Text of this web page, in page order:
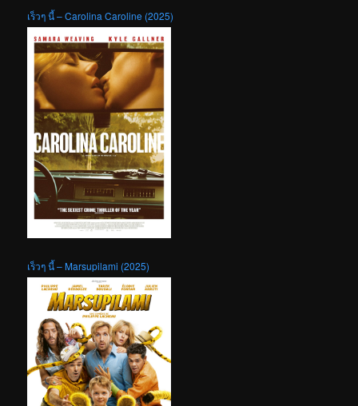
เร็วๆ นี้ – Carolina Caroline (2025)
เร็วๆ นี้ – Marsupilami (2025)